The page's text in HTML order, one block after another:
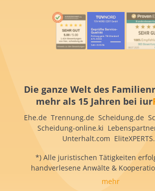
Die ganze Welt des
mehr als 15 Jahren bei iur
Ehe.de Trennung.de Scheidung.de
Scheidung-online.ki
Unterhalt.com
*) Alle juristischen Tätigkeiten
handverlesene Anwälte &
mehr